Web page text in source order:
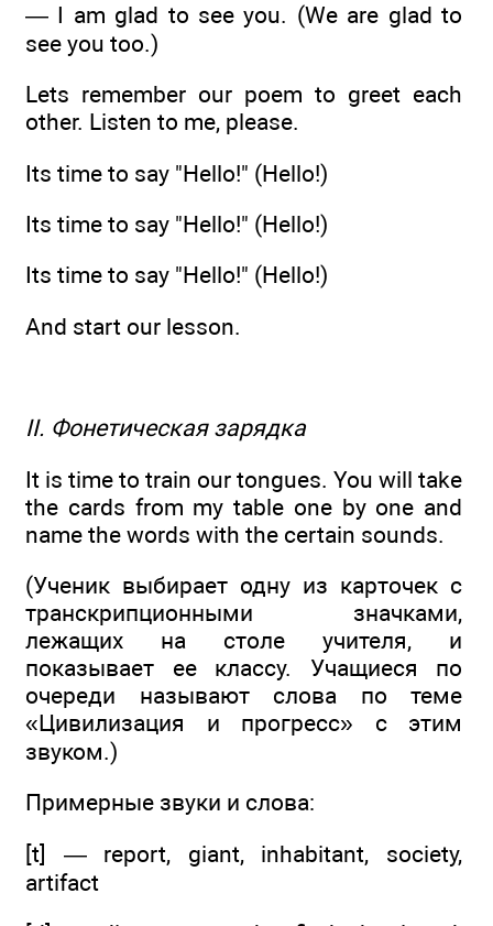
— I am glad to see you. (We are glad to
see you too.)
Lets remember our poem to greet each
other. Listen to me, please.
Its time to say "Hello!" (Hello!)
Its time to say "Hello!" (Hello!)
Its time to say "Hello!" (Hello!)
And start our lesson.
II. Фонетическая зарядка
It is time to train our tongues. You will take
the cards from my table one by one and
name the words with the certain sounds.
(Ученик выбирает одну из карточек с
транскрипционными значками,
лежащих на столе учителя, и
показывает ее классу. Учащиеся по
очереди называют слова по теме
«Цивилизация и прогресс» с этим
звуком.)
Примерные звуки и слова:
[t] — report, giant, inhabitant, society,
artifact